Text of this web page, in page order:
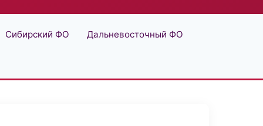
Сибирский ФО Дальневосточный ФО